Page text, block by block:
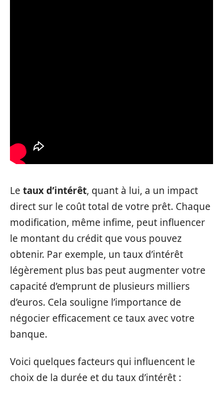
Le taux d’intérêt, quant à lui, a un impact
direct sur le coût total de votre prêt. Chaque
modification, même infime, peut influencer
le montant du crédit que vous pouvez
obtenir. Par exemple, un taux d’intérêt
légèrement plus bas peut augmenter votre
capacité d’emprunt de plusieurs milliers
d’euros. Cela souligne l’importance de
négocier efficacement ce taux avec votre
banque.
Voici quelques facteurs qui influencent le
choix de la durée et du taux d’intérêt :